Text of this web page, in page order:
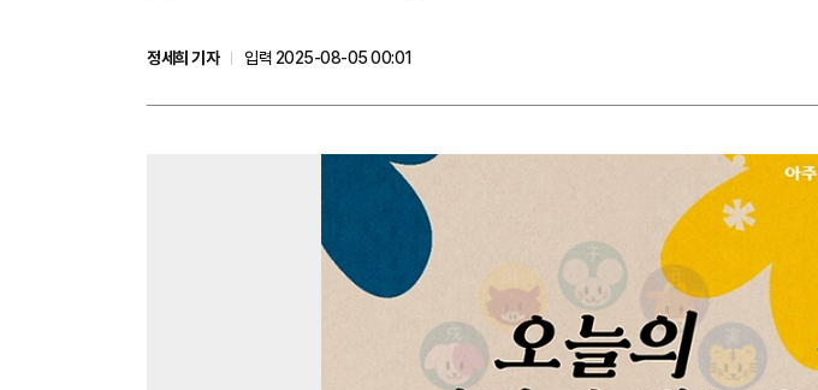
정세희 기자
입력 2025-08-05 00:01